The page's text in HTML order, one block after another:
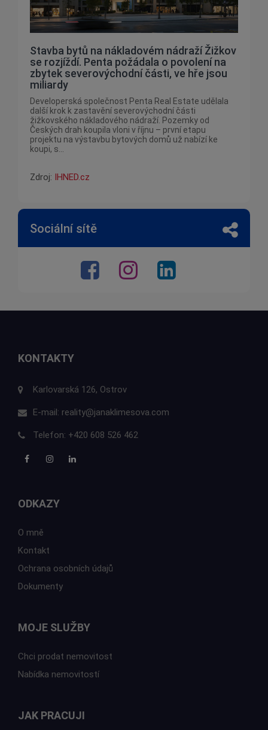
Stavba bytů na nákladovém nádraží Žižkov
se rozjíždí. Penta požádala o povolení na
zbytek severovýchodní části, ve hře jsou
miliardy
Developerská společnost Penta Real Estate udělala
další krok k zastavění severovýchodní části
žižkovského nákladového nádraží. Pozemky od
Českých drah koupila vloni v říjnu – první etapu
projektu na výstavbu bytových domů už nabízí ke
koupi, s...
Zdroj: IHNED.cz
Sociální sítě
KONTAKTY
Karlovarská 126, Ostrov
E-mail: reality@janaklimesova.com
Telefon: +420 608 526 462
ODKAZY
O mně
Kontakt
Ochrana osobních údajů
Dokumenty
MOJE SLUŽBY
Chci prodat nemovitost
Nabídka nemovitostí
JAK PRACUJI